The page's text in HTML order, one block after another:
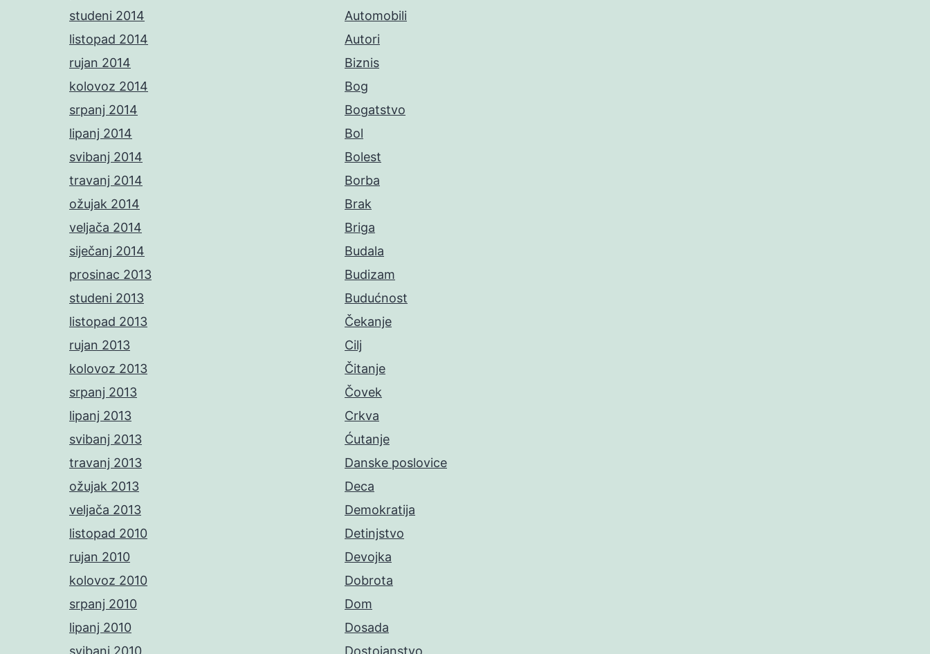
studeni 2014
listopad 2014
rujan 2014
kolovoz 2014
srpanj 2014
lipanj 2014
svibanj 2014
travanj 2014
ožujak 2014
veljača 2014
siječanj 2014
prosinac 2013
studeni 2013
listopad 2013
rujan 2013
kolovoz 2013
srpanj 2013
lipanj 2013
svibanj 2013
travanj 2013
ožujak 2013
veljača 2013
listopad 2010
rujan 2010
kolovoz 2010
srpanj 2010
lipanj 2010
svibanj 2010
Automobili
Autori
Biznis
Bog
Bogatstvo
Bol
Bolest
Borba
Brak
Briga
Budala
Budizam
Budućnost
Čekanje
Cilj
Čitanje
Čovek
Crkva
Ćutanje
Danske poslovice
Deca
Demokratija
Detinjstvo
Devojka
Dobrota
Dom
Dosada
Dostojanstvo